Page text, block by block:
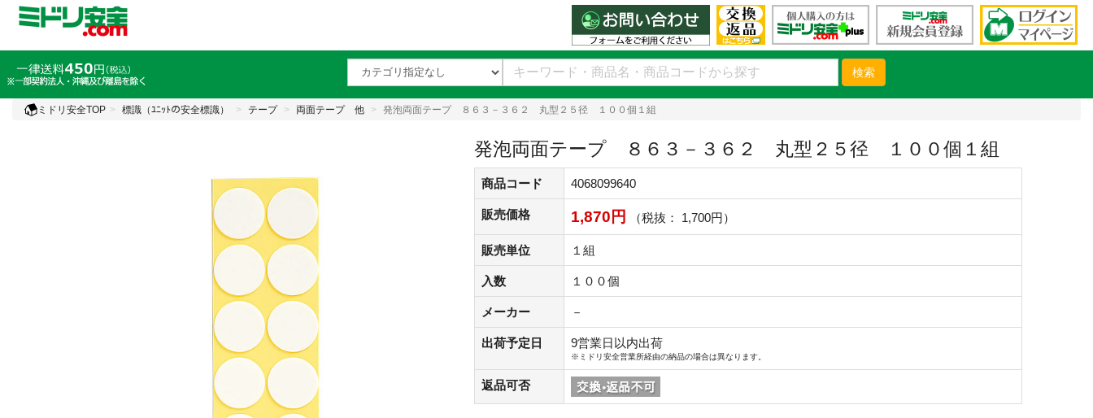
検索
ミドリ安全TOP 標識（ﾕﾆｯﾄの安全標識） テープ 両面テープ 他 発泡両面テープ ８６３－３６２ 丸型２５径 １００個１組
発泡両面テープ ８６３－３６２ 丸型２５径 １００個１組
商品コード 4068099640
販売価格 1,870円 （税抜： 1,700円）
販売単位 １組
入数 １００個
メーカー －
出荷予定日 9営業日以内出荷
※ミドリ安全営業所経由の納品の場合は異なります。
返品可否